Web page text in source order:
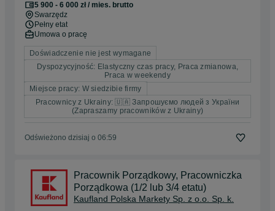
5 900 - 6 000 zł / mies. brutto
Swarzędz
Pełny etat
Umowa o pracę
Doświadczenie nie jest wymagane
Dyspozycyjność: Elastyczny czas pracy, Praca zmianowa,
Praca w weekendy
Miejsce pracy: W siedzibie firmy
Pracownicy z Ukrainy: 🇺🇦 Запрошуємо людей з України
(Zapraszamy pracowników z Ukrainy)
Odświeżono dzisiaj o 06:59
Pracownik Porządkowy, Pracowniczka
Porządkowa (1/2 lub 3/4 etatu)
Kaufland Polska Markety Sp. z o.o. Sp. k.